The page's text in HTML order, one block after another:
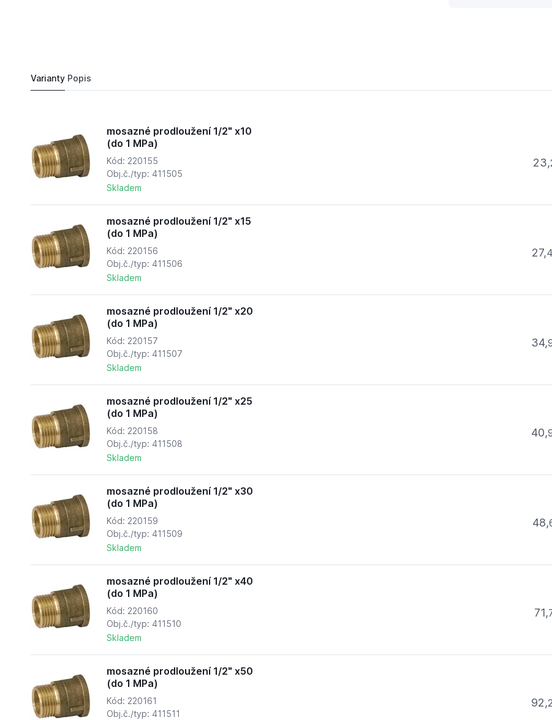
Varianty Popis
mosazné prodloužení 1/2" x10
(do 1 MPa)
Kód: 220155
Obj.č./typ: 411505
Skladem
23,
mosazné prodloužení 1/2" x15
(do 1 MPa)
Kód: 220156
Obj.č./typ: 411506
Skladem
27,
mosazné prodloužení 1/2" x20
(do 1 MPa)
Kód: 220157
Obj.č./typ: 411507
Skladem
34,
mosazné prodloužení 1/2" x25
(do 1 MPa)
Kód: 220158
Obj.č./typ: 411508
Skladem
40,
mosazné prodloužení 1/2" x30
(do 1 MPa)
Kód: 220159
Obj.č./typ: 411509
Skladem
48,
mosazné prodloužení 1/2" x40
(do 1 MPa)
Kód: 220160
Obj.č./typ: 411510
Skladem
71,
mosazné prodloužení 1/2" x50
(do 1 MPa)
Kód: 220161
Obj.č./typ: 411511
92,